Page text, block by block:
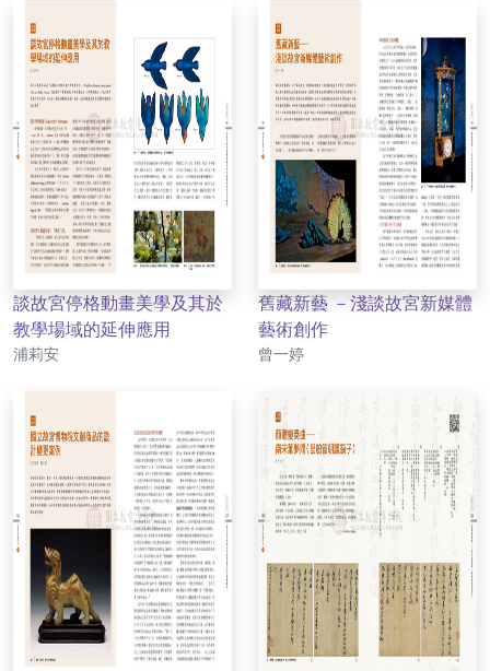
談故宮停格動畫美學及其於
教學場域的延伸應用
作者
浦莉安
舊藏新藝 －淺談故宮新媒體
藝術創作
作者
曾一婷